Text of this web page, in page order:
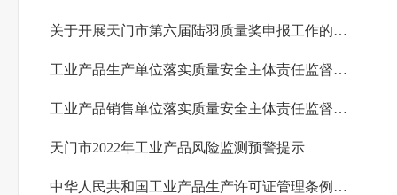
关于开展天门市第六届陆羽质量奖申报工作的公告
工业产品生产单位落实质量安全主体责任监督管理规定
工业产品销售单位落实质量安全主体责任监督管理规定
天门市2022年工业产品风险监测预警提示
中华人民共和国工业产品生产许可证管理条例实施办法